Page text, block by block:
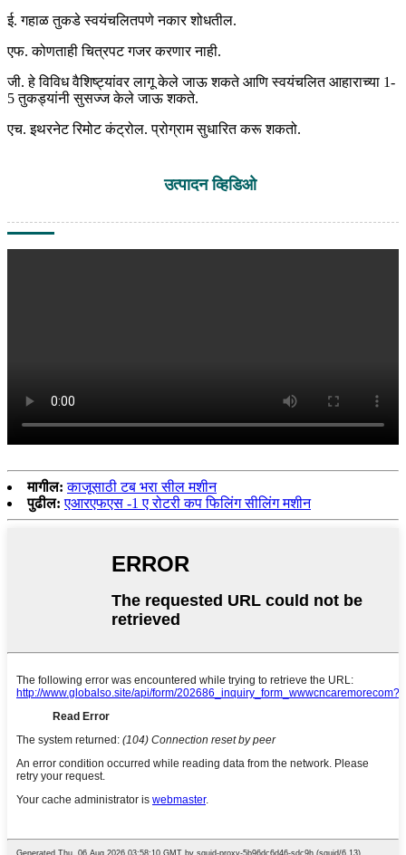
ई. गहाळ तुकडे स्वयंचलितपणे नकार शोधतील.
एफ. कोणताही चित्रपट गजर करणार नाही.
जी. हे विविध वैशिष्ट्यांवर लागू केले जाऊ शकते आणि स्वयंचलित आहाराच्या 1-
5 तुकड्यांनी सुसज्ज केले जाऊ शकते.
एच. इथरनेट रिमोट कंट्रोल. प्रोग्राम सुधारित करू शकतो.
उत्पादन व्हिडिओ
मागील: काजूसाठी टब भरा सील मशीन
पुढील: एआरएफएस -1 ए रोटरी कप फिलिंग सीलिंग मशीन